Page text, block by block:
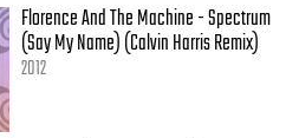
Florence And The Machine - Spectrum
(Say My Name) (Calvin Harris Remix)
2012